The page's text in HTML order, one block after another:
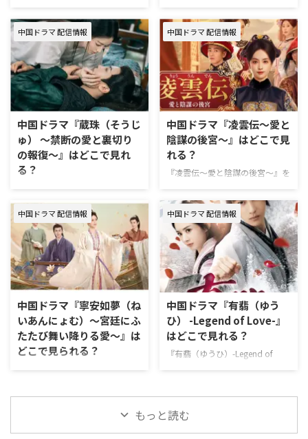
中国ドラマ『柳舟恋記（りゅうし
ゅうれんき） ～皇子とかりそめ
の花嫁～』を視聴できる動画配信
サービスやあらすじ、キャストな
どの情報をまとめた。 中国ドラ
マ『柳舟恋記（りゅうしゅうれん
き） ～皇子とかりそめの花嫁
～』配信情報 中国ドラマ『柳舟
皇子とかりそめの花嫁～』はU-
NEXTにて独占見放題配信中。 ＼
新規なら31日間無料／ 『柳舟恋
記』U-NEXT視聴ページ >>詳細
Hulu Netfli …
ドラマ『夏花』視はどこで見れ
る？ 『夏花』はU-NEXTで独占見
放題配信中。 U-NEXTは、新規の
登録なら31日間無料で利用でき
る。無料期間中に解約すればお金
は一切かからない！ ＼新規なら
31日間無料／ 『夏花』U-NEXT視
聴ページ >>詳細 動画配信サービ
ス配信状況 U-NEXT Prime
Video※有料 Disney+ Hulu Netflix
中国ドラマ『夏花』作品情報
『夏花』は、美しく切ない愛の結
中国ドラマ 配信情報
中国ドラマ『蔵珠（そうじ
ゅ） ～禁断の愛と裏切り
の報復～』はどこで見れ
る？
『蔵珠（そうじゅ） ～禁断の愛
と裏切りの報復～』を視聴できる
動画配信サービスやあらすじ、キ
ャストなどの情報をまとめた。
中国ドラマ『蔵珠（そうじゅ）
～禁断の愛と裏切りの報復～』配
信情報 『蔵珠（そうじゅ） ～禁
断の愛と裏切りの報復～』はU-
NEXTは、新規の登録なら31日間
無料で利用でき、加入時にもらえ
るポイントでお得に視聴できる。
＼新規なら31日間無料／ 『蔵
NEXT Prime Video※有料 …
中国ドラマ 配信情報
中国ドラマ『凌雲伝～愛と
陰謀の後宮～』はどこで見
れる？
『凌雲伝～愛と陰謀の後宮～』を
らすじ、キャストなどの情報をま
とめた。 中国ドラマ『凌雲伝～
愛と陰謀の後宮～』配信情報
『凌雲伝～愛と陰謀の後宮～』は
U-NEXT（ユーネクスト）で独占
見放題配信中。 U-NEXTは、新規
の登録なら31日間無料で利用で
きる。無料期間中に解約すればお
金は一切かからない！ ＼新規な
ら31日間無料／ 『凌雲伝』U-
NEXT視聴ページ >>詳細 動画配
信サービス配信状況 U-NEXT
中国ドラマ 配信情報
中国ドラマ『寧安如夢（ね
いあんにょむ）～宮廷にふ
たたび舞い降りる愛～』は
どこで見られる？
中国ドラマ『寧安如夢（ねいあん
りる愛～』を視聴できる動画配信
サービスやあらすじ、キャストな
中国ドラマ 配信情報
中国ドラマ『有翡（ゆう
ひ） -Legend of Love-』
はどこで見れる？
『有翡（ゆうひ）-Legend of
スト、スタッフなどの情報につい
てもまとめて紹介する。 『有翡
（ゆうひ） -Legend of Love-』配
信状況 『有翡（ゆうひ） -
もっと読む